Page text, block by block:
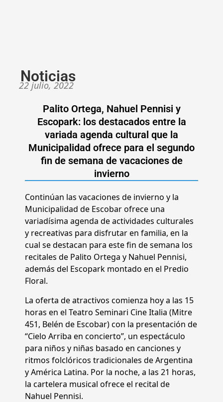
Noticias
22 julio, 2022
Palito Ortega, Nahuel Pennisi y
Escopark: los destacados entre la
variada agenda cultural que la
Municipalidad ofrece para el segundo
fin de semana de vacaciones de
invierno
Continúan las vacaciones de invierno y la
Municipalidad de Escobar ofrece una
variadísima agenda de actividades culturales
y recreativas para disfrutar en familia, en la
cual se destacan para este fin de semana los
recitales de Palito Ortega y Nahuel Pennisi,
además del Escopark montado en el Predio
Floral.
La oferta de atractivos comienza hoy a las 15
horas en el Teatro Seminari Cine Italia (Mitre
451, Belén de Escobar) con la presentación de
“Cielo Arriba en concierto”, un espectáculo
para niños y niñas basado en canciones y
ritmos folclóricos tradicionales de Argentina
y América Latina. Por la noche, a las 21 horas,
la cartelera musical ofrece el recital de
Nahuel Pennisi.